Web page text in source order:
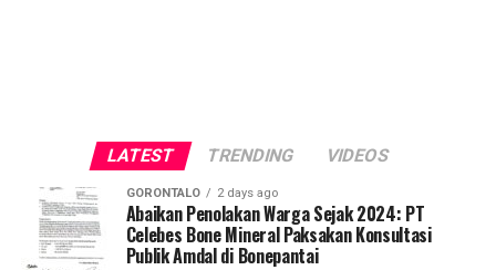
LATEST TRENDING VIDEOS
GORONTALO 2 days ago
Abaikan Penolakan Warga Sejak 2024: PT
Celebes Bone Mineral Paksakan Konsultasi
Publik Amdal di Bonepantai